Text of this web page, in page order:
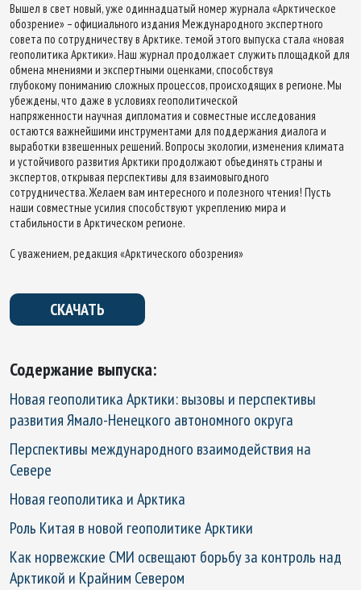
Вышел в свет новый, уже одиннадцатый номер журнала «Арктическое
обозрение» – официального издания Международного экспертного
совета по сотрудничеству в Арктике. темой этого выпуска стала «новая
геополитика Арктики». Наш журнал продолжает служить площадкой для
обмена мнениями и экспертными оценками, способствуя
глубокому пониманию сложных процессов, происходящих в регионе. Мы
убеждены, что даже в условиях геополитической
напряженности научная дипломатия и совместные исследования
остаются важнейшими инструментами для поддержания диалога и
выработки взвешенных решений. Вопросы экологии, изменения климата
и устойчивого развития Арктики продолжают объединять страны и
экспертов, открывая перспективы для взаимовыгодного
сотрудничества. Желаем вам интересного и полезного чтения! Пусть
наши совместные усилия способствуют укреплению мира и
стабильности в Арктическом регионе.
С уважением, редакция «Арктического обозрения»
СКАЧАТЬ
Содержание выпуска:
Новая геополитика Арктики: вызовы и перспективы
развития Ямало-Ненецкого автономного округа
Перспективы международного взаимодействия на
Севере
Новая геополитика и Арктика
Роль Китая в новой геополитике Арктики
Как норвежские СМИ освещают борьбу за контроль над
Арктикой и Крайним Севером